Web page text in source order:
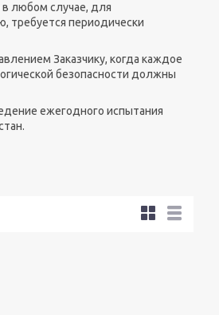
в любом случае, для
требуется периодически
Заказчику, когда каждое
безопасности должны
ежегодного испытания